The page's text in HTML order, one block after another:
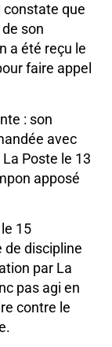
constate que
son
a été reçu le
faire appel
: son
avec
Poste le 13
apposé
15
de discipline
par La
pas agi en
contre le